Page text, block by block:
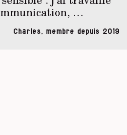
…
Charles, membre depuis 2019